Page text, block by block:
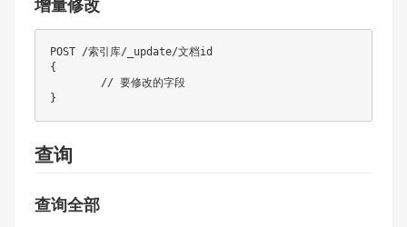
增量修改
POST /索引库/_update/文档id
{
查询
查询全部